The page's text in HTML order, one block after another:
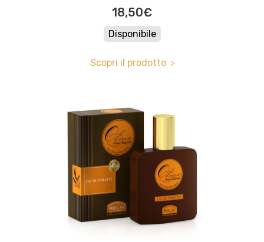
18,50€
Disponibile
Scopri il prodotto